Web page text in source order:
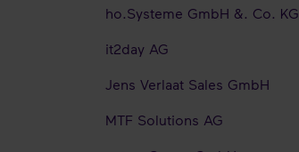
ho.Systeme GmbH &. Co. KG
it2day AG
Jens Verlaat Sales GmbH
MTF Solutions AG